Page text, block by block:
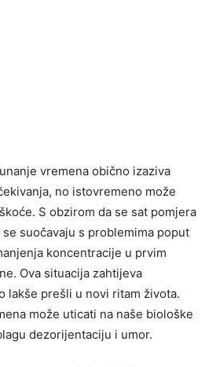
vremena obično izaziva
no istovremeno može
S obzirom da se sat pomjera
suočavaju s problemima poput
koncentracije u prvim
Ova situacija zahtijeva
lakše prešli u novi ritam života.
može uticati na naše biološke
dezorijentaciju i umor.